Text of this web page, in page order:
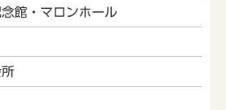
館・マロンホール